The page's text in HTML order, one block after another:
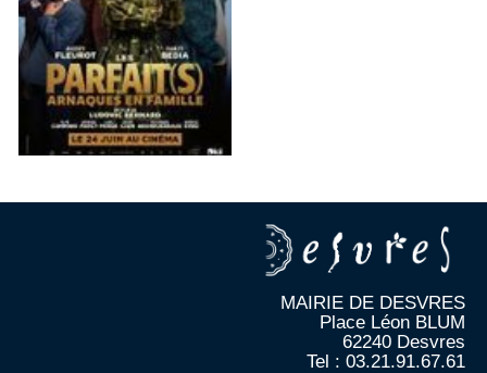
MAIRIE DE DESVRES
Place Léon BLUM
62240 Desvres
Tel : 03.21.91.67.61